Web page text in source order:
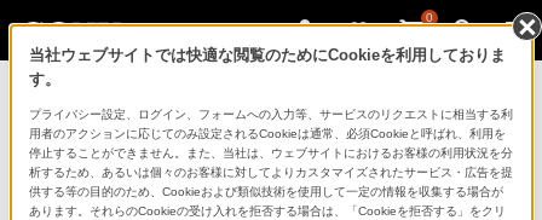
0
製品を安全に、安心してご使用いただ
くために
日常の清掃・点検が大切です。安全のため取扱説明書を
当社ウェブサイトでは快適な閲覧のためにCookieを利用しておりま
す。
プライバシー設定、ログイン、フォームへの入力等、サービスのリクエストに相当する利
用者のアクションに応じてのみ設定されるCookieは通常、必須Cookieと呼ばれ、利用を
停止することができません。また、当社は、ウェブサイトにおけるお客様の利用状況を分
析するため、あるいは個々のお客様に対してよりカスタマイズされたサービス・広告を提
供する等の目的のため、Cookieおよび類似技術を使用して一定の情報を収集する場合が
あります。それらのCookieの受け入れを拒否する場合は、「Cookieを拒否する」をクリ